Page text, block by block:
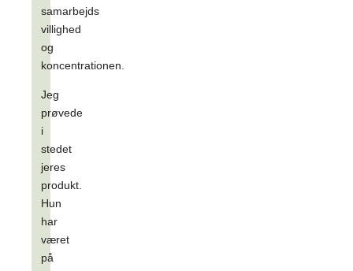
samarbejds
villighed
og
koncentrationen.
Jeg
prøvede
i
stedet
jeres
produkt.
Hun
har
været
på